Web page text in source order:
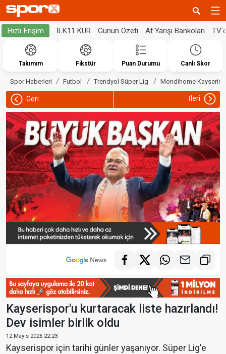
Hızlı Erişim İLK11 KUR Günün Özeti At Yarışı Bankoları
Takımım Fikstür Puan Durumu Canlı Skor
Spor Haberleri Futbol Trendyol Süper Lig Mondihome
Geri İleri
Kayserispor'u kurtaracak liste hazırlandı!
Dev isimler birlik oldu
12 Mayıs 2026 22:23
Kayserispor için tarihi günler yaşanıyor. Süper Lig'e